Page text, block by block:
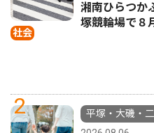
社会
湘南ひらつか
塚競輪場で８
2
平塚・大磯・